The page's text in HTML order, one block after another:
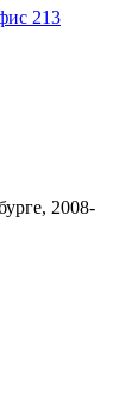
213
2008-